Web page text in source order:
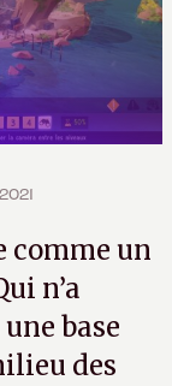
comme un
n’a
base
des